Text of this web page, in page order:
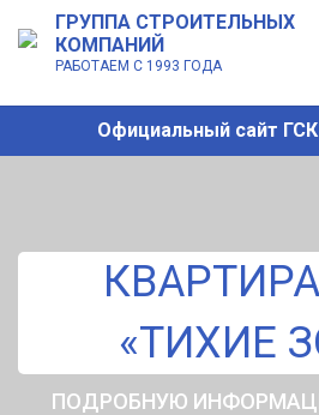
Официальный сайт ГСК
ГРУППА СТРОИТЕЛЬНЫХ
КОМПАНИЙ
РАБОТАЕМ С 1993 ГОДА
«ТИХИЕ
ПОДРОБНУЮ